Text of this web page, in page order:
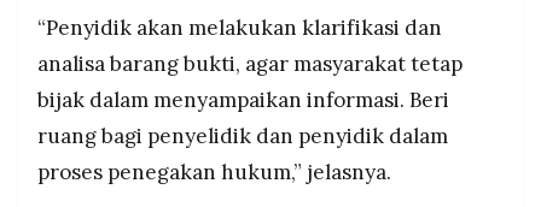
“Penyidik akan melakukan klarifikasi dan
analisa barang bukti, agar masyarakat tetap
bijak dalam menyampaikan informasi. Beri
ruang bagi penyelidik dan penyidik dalam
proses penegakan hukum,” jelasnya.